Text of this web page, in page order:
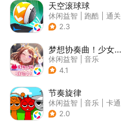
天空滚球球
休闲益智 跑酷
通关
2.3
梦想协奏曲！少女乐团派对！
休闲益智
音乐
| 美少女
4.1
节奏旋律
休闲益智 音乐
卡通
2.0